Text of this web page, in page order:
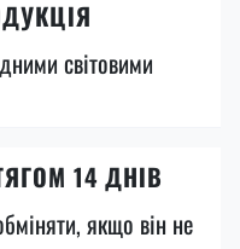
світовими
14 ДНІВ
якщо він не